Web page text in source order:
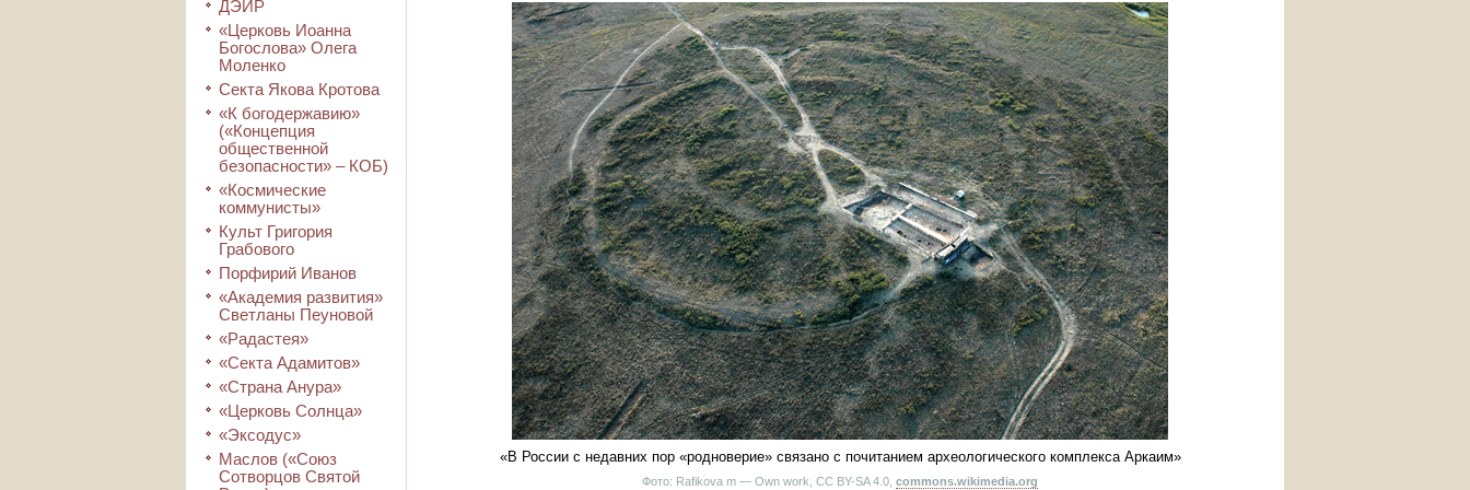
ДЭИР
«Церковь Иоанна
Богослова» Олега
Моленко
Секта Якова Кротова
«К богодержавию»
(«Концепция
общественной
безопасности» – КОБ)
«Космические
коммунисты»
Культ Григория
Грабового
Порфирий Иванов
«Академия развития»
Светланы Пеуновой
«Радастея»
«Секта Адамитов»
«Страна Анура»
«Церковь Солнца»
«Эксодус»
Маслов («Союз
Сотворцов Святой
«В России с недавних пор «родноверие» связано с почитанием археологического комплекса Аркаим»
Фото: Rafikova m — Own work, CC BY-SA 4.0, commons.wikimedia.org